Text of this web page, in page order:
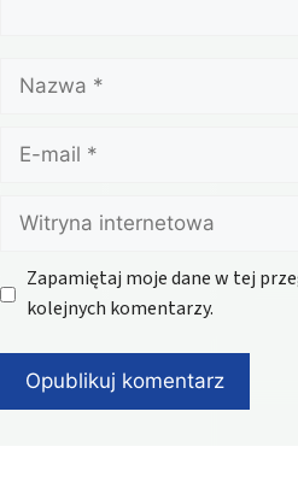
Nazwa
mail
Witryna
internetowa
Zapamiętaj moje dane w tej
kolejnych komentarzy.